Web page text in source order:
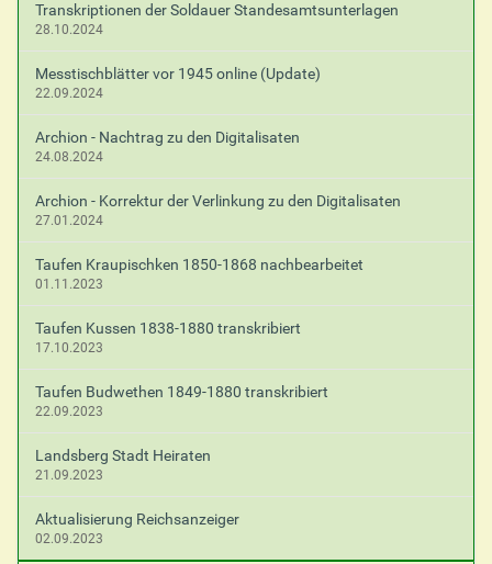
Transkriptionen der Soldauer Standesamtsunterlagen
28.10.2024
Messtischblätter vor 1945 online (Update)
22.09.2024
Archion - Nachtrag zu den Digitalisaten
24.08.2024
Archion - Korrektur der Verlinkung zu den Digitalisaten
27.01.2024
Taufen Kraupischken 1850-1868 nachbearbeitet
01.11.2023
Taufen Kussen 1838-1880 transkribiert
17.10.2023
Taufen Budwethen 1849-1880 transkribiert
22.09.2023
Landsberg Stadt Heiraten
21.09.2023
Aktualisierung Reichsanzeiger
02.09.2023